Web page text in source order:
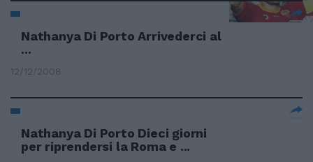
Nathanya Di Porto Arrivederci al
...
12/12/2008
Nathanya Di Porto Dieci giorni
per riprendersi la Roma e ...